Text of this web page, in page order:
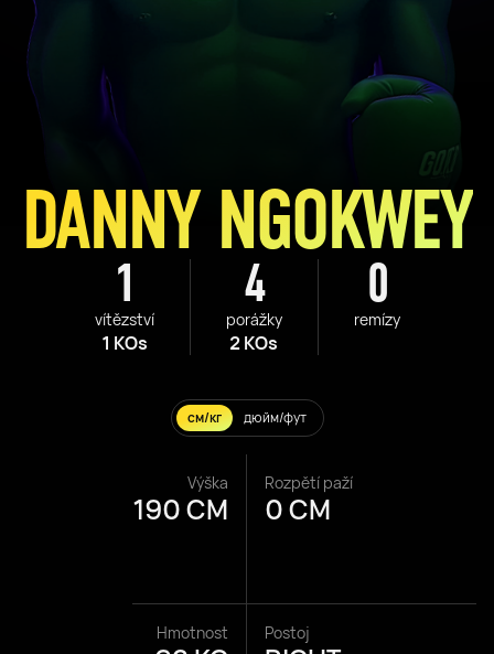
1
vítězství
1 KOs
4
porážky
2 KOs
0
remízy
DANNY NGOKWEY
см/кг дюйм/фут
Výška
190 CM
Rozpětí paží
0 CM
Hmotnost Postoj